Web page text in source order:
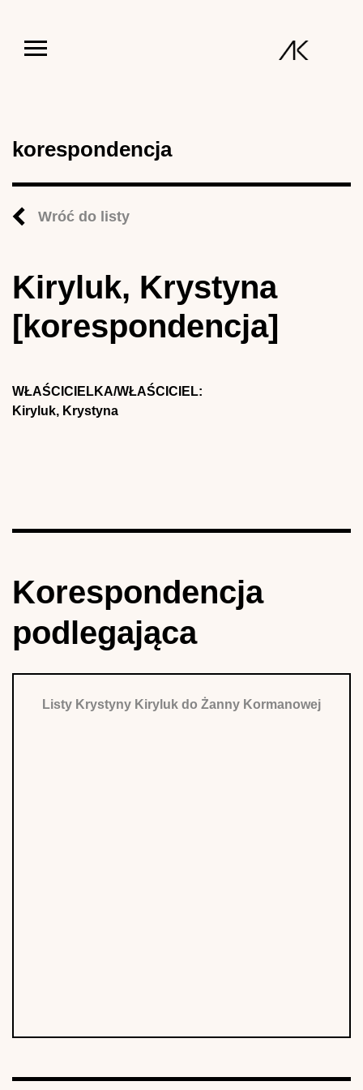
korespondencja
Wróć do listy
Kiryluk, Krystyna
[korespondencja]
WŁAŚCICIELKA/WŁAŚCICIEL:
Kiryluk, Krystyna
Korespondencja
podlegająca
Listy Krystyny Kiryluk do Żanny Kormanowej